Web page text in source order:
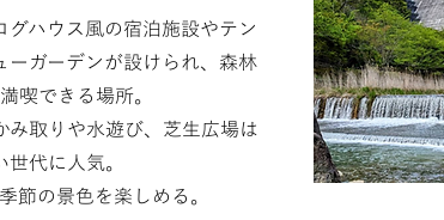
グハウス風の宿泊施設やテン
ーガーデンが設けられ、森林
喫できる場所。
み取りや水遊び、芝生広場は
世代に人気。
節の景色を楽しめる。